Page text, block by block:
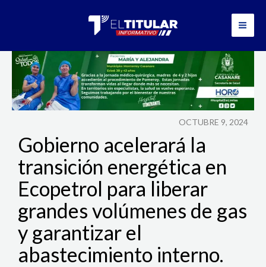
OCTUBRE 9, 2024
Gobierno acelerará la
transición energética en
Ecopetrol para liberar
grandes volúmenes de gas
y garantizar el
abastecimiento interno.